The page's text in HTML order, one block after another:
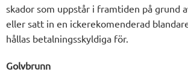
skador som uppstår i framtiden på grund
eller satt in en ickerekomenderad
hållas betalningsskyldiga för.
Golvbrunn